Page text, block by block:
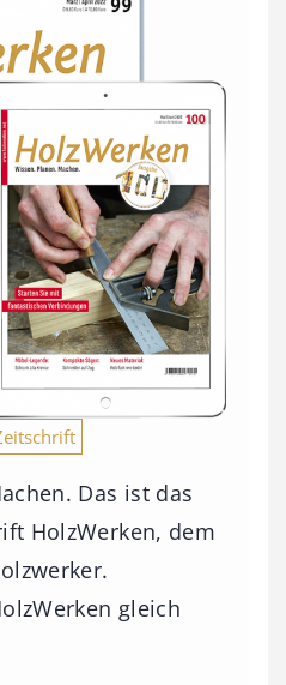
Das ist das
HolzWerken, dem
gleich